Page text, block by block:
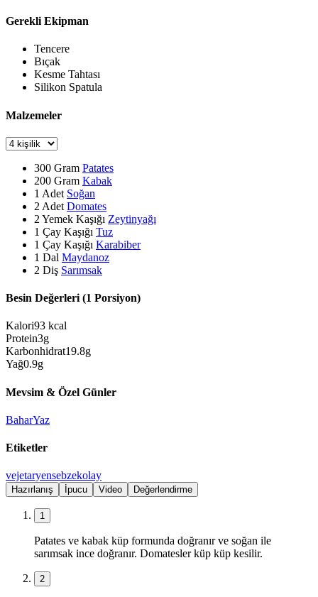
Gerekli Ekipman
Tencere
Bıçak
Kesme Tahtası
Silikon Spatula
Malzemeler
300 Gram Patates
200 Gram Kabak
1 Adet Soğan
2 Adet Domates
2 Yemek Kaşığı Zeytinyağı
1 Çay Kaşığı Tuz
1 Çay Kaşığı Karabiber
1 Dal Maydanoz
2 Diş Sarımsak
Besin Değerleri (1 Porsiyon)
Kalori93 kcal
Protein3g
Karbonhidrat19.8g
Yağ0.9g
Mevsim & Özel Günler
BaharYaz
Etiketler
vejetaryensebzekolay
Hazırlanış İpucu Video Değerlendirme
1
Patates ve kabak küp formunda doğranır ve soğan ile
sarımsak ince doğranır. Domatesler küp küp kesilir.
2